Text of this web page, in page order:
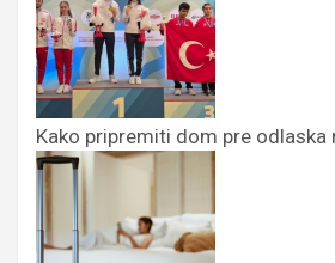
Kako pripremiti dom pre